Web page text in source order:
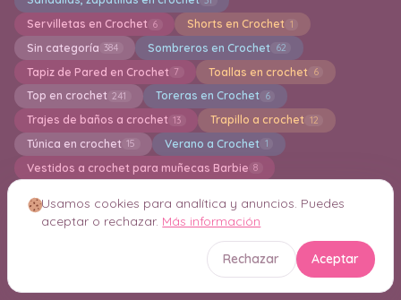
Servilletas en Crochet 6 Shorts en Crochet 1
Sin categoría 384 Sombreros en Crochet 62
Tapiz de Pared en Crochet 7 Toallas en crochet 6
Top en crochet 241 Toreras en Crochet 6
Trajes de baños a crochet 13 Trapillo a crochet 12
Túnica en crochet 15 Verano a Crochet 1
Vestidos a crochet para muñecas Barbie 8
Videos 20 Zapatillas y Pantuflas a Cochet
Crochet Inteligente Consejos y Técnicas 21
Usamos cookies para analítica y anuncios. Puedes
aceptar o rechazar. Más información
Rechazar Aceptar